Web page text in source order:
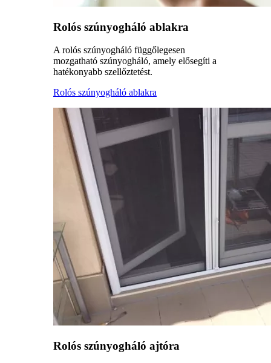
Rolós szúnyogháló ablakra
A rolós szúnyogháló függőlegesen
mozgatható szúnyogháló, amely elősegíti a
hatékonyabb szellőztetést.
Rolós szúnyogháló ablakra
Rolós szúnyogháló ajtóra